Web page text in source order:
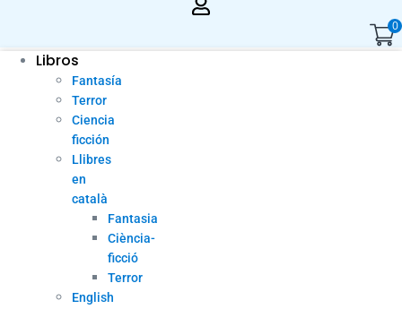
0
Libros
Fantasía
Terror
Ciencia
ficción
Llibres
en
català
Fantasia
Ciència-
ficció
Terror
English